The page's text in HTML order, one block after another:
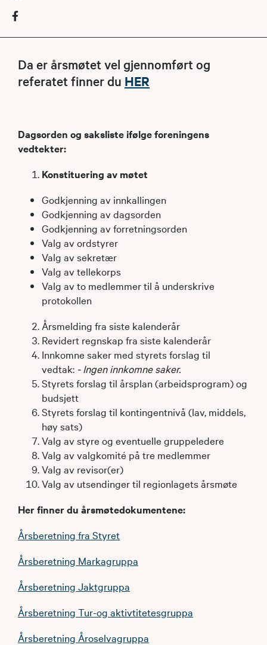
Da er årsmøtet vel gjennomført og
referatet finner du HER
Dagsorden og saksliste ifølge foreningens
vedtekter:
Konstituering av møtet
Godkjenning av innkallingen
Godkjenning av dagsorden
Godkjenning av forretningsorden
Valg av ordstyrer
Valg av sekretær
Valg av tellekorps
Valg av to medlemmer til å underskrive
protokollen
Årsmelding fra siste kalenderår
Revidert regnskap fra siste kalenderår
Innkomne saker med styrets forslag til
vedtak: - Ingen innkomne saker.
Styrets forslag til årsplan (arbeidsprogram) og
budsjett
Styrets forslag til kontingentnivå (lav, middels,
høy sats)
Valg av styre og eventuelle gruppeledere
Valg av valgkomité på tre medlemmer
Valg av revisor(er)
Valg av utsendinger til regionlagets årsmøte
Her finner du årsmøtedokumentene:
Årsberetning fra Styret
Årsberetning Markagruppa
Årsberetning Jaktgruppa
Årsberetning Tur-og aktivtitetesgruppa
Årsberetning Åroselvagruppa